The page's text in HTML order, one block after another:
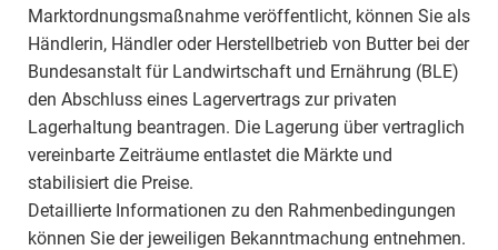
Marktordnungsmaßnahme veröffentlicht, können Sie als
Händlerin, Händler oder Herstellbetrieb von Butter bei der
Bundesanstalt für Landwirtschaft und Ernährung (BLE)
den Abschluss eines Lagervertrags zur privaten
Lagerhaltung beantragen. Die Lagerung über vertraglich
vereinbarte Zeiträume entlastet die Märkte und
stabilisiert die Preise.
Detaillierte Informationen zu den Rahmenbedingungen
können Sie der jeweiligen Bekanntmachung entnehmen.